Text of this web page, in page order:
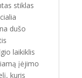
stiklas
dušo
laikiklis
įėjimo
kuris